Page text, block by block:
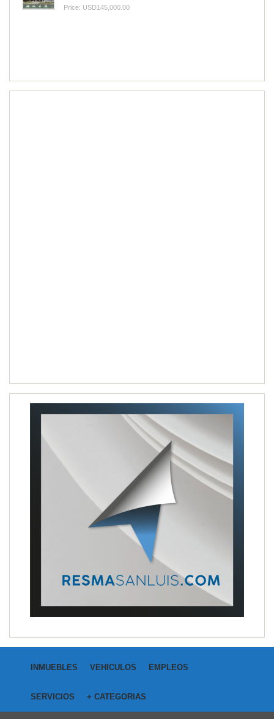
Price: USD145,000.00
INMUEBLES VEHICULOS EMPLEOS
SERVICIOS + CATEGORIAS